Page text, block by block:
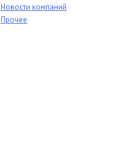
Новости компаний
Прочее